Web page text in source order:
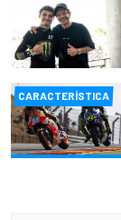
CARACTERÍSTICA